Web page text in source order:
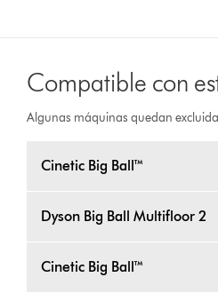
Compatible con
Algunas máquinas quedan
Cinetic Big Ball™
Dyson Big Ball Multifloor 2
Cinetic Big Ball™